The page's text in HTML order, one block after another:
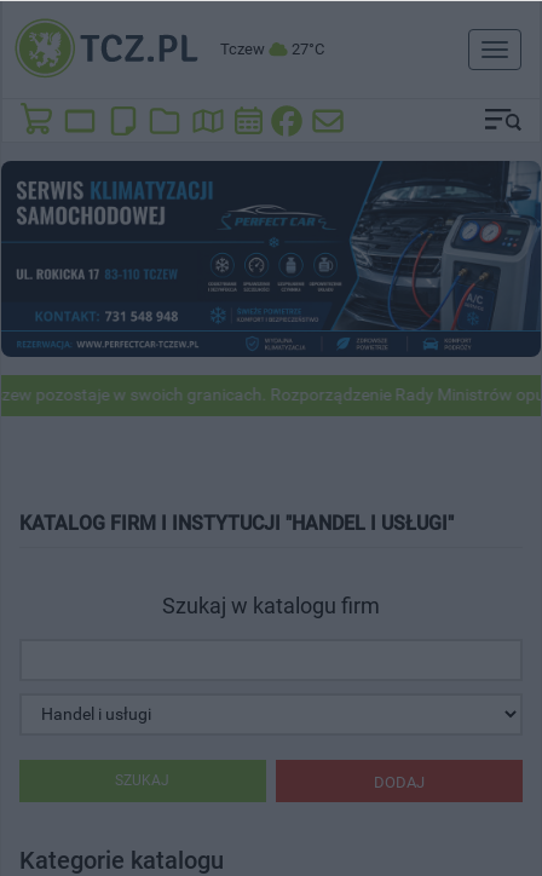
Tczew 27°C
Toggle
pozostaje w swoich granicach. Rozporządzenie Rady Ministrów
KATALOG FIRM I INSTYTUCJI "HANDEL I USŁUGI"
Szukaj w katalogu firm
DODAJ
SZUKAJ
Kategorie katalogu